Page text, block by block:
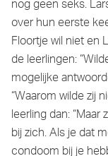
nog geen seks.
over hun eerste
Floortje wil niet en
de leerlingen:
mogelijke
“Waarom wilde zij
leerling dan:
bij zich. Als je dat